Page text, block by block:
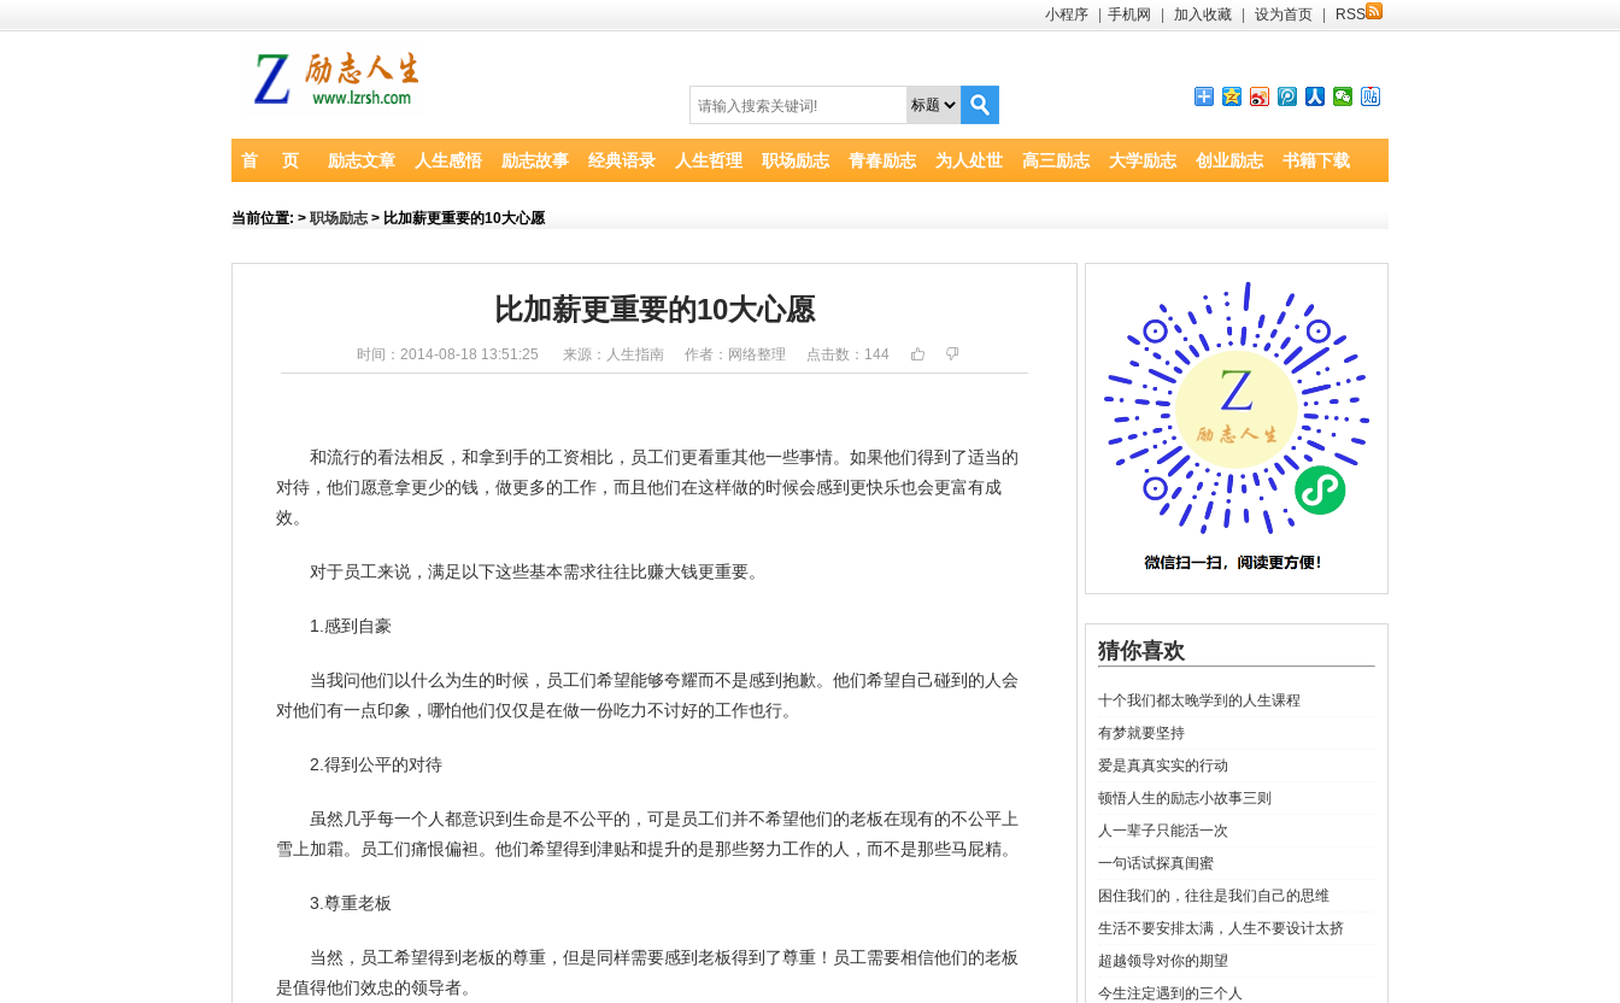
小程序 手机网 加入收藏 设为首页 RSS
首 页 励志文章 人生感悟 励志故事 经典语录 人生哲理 职场励志 青春励志 为人处世 高三励志 大学励志 创业励志 书籍下载
当前位置: > 职场励志> 比加薪更重要的10大心愿
比加薪更重要的10大心愿
时间：2014-08-18 13:51:25 来源：人生指南 作者：网络整理 点击数： 144
和流行的看法相反，和拿到手的工资相比，员工们更看重其他一些事情。如果他们得到了适当的
对待，他们愿意拿更少的钱，做更多的工作 ，而且他们在这样做的时候会感到更快乐也会更富有成
效。
对于员工来说，满足以下这些基本需求往往比赚大钱更重要。
1.感到自豪
当我问他们以什么为生的时候，员工们希望能够夸耀而不是感到抱歉。他们希望自己碰到的人会
对他们有一点印象，哪怕他们仅仅是在做一份吃力不讨好的工作也行。
2.得到公平的对待
虽然几乎每一个人都意识到生命是不公平的，可是员工们并不希望他们的老板在现有的不公平上
雪上加霜。员工们痛恨偏袒。他们希望得到津贴和提升的是那些努力工作的人，而不是那些马屁精。
3.尊重老板
当然，员工希望得到老板的尊重，但是同样需要感到老板得到了尊重！员工需要相信他们的老板
是值得他们效忠的领导者。
猜你喜欢
十个我们都太晚学到的人生课程
有梦就要坚持
爱是真真实实的行动
顿悟人生的励志小故事三则
人一辈子只能活一次
一句话试探真闺蜜
困住我们的，往往是我们自己的思维
生活不要安排太满，人生不要设计太挤
超越领导对你的期望
今生注定遇到的三个人